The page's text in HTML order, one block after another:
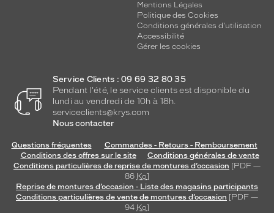
Mentions Légales
Politique des Cookies
Conditions générales d'utilisation
Accessibilité
Gérer les cookies
Service Clients : 09 69 32 80 35
Pendant l'été, le service clients est disponible du
lundi au vendredi de 10h à 18h.
serviceclients@krys.com
Nous contacter
Questions fréquentes
Commandes - Retours - Remboursement
Conditions des offres sur le site
Conditions générales de vente
Conditions particulières de reprise de montures d’occasion [PDF —
86 Ko]
Reprise de montures d’occasion - Liste des magasins participants
Conditions particulières de vente de montures d’occasion [PDF —
94 Ko]